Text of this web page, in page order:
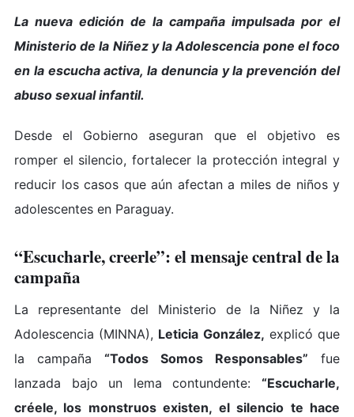
La nueva edición de la campaña impulsada por el
Ministerio de la Niñez y la Adolescencia pone el foco
en la escucha activa, la denuncia y la prevención del
abuso sexual infantil.
Desde el Gobierno aseguran que el objetivo es
romper el silencio, fortalecer la protección integral y
reducir los casos que aún afectan a miles de niños y
adolescentes en Paraguay.
“Escucharle, creerle”: el mensaje central de la
campaña
La representante del Ministerio de la Niñez y la
Adolescencia (MINNA), Leticia González, explicó que
la campaña “Todos Somos Responsables” fue
lanzada bajo un lema contundente: “Escucharle,
créele, los monstruos existen, el silencio te hace